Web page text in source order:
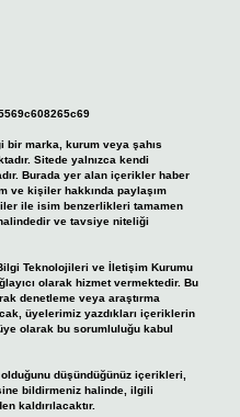
bir marka, kurum veya şahıs
Sitede yalnızca kendi
Burada yer alan içerikler haber
ve kişiler hakkında paylaşım
ile isim benzerlikleri tamamen
ve tavsiye niteliği
Teknolojileri ve İletişim Kurumu
olarak hizmet vermektedir. Bu
denetleme veya araştırma
üyelerimiz yazdıkları içeriklerin
olarak bu sorumluluğu kabul
düşündüğünüz içerikleri,
bildirmeniz halinde, ilgili
kaldırılacaktır.